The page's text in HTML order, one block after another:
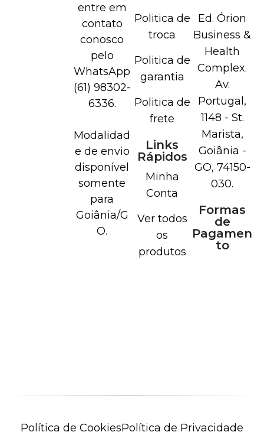
entre em
contato
conosco
pelo
WhatsApp
(61) 98302-
6336.
Modalidad
e de envio
disponível
somente
para
Goiânia/G
O.
Politica de
troca
Politica de
garantia
Politica de
frete
Links
Rápidos
Minha
Conta
Ver todos
os
produtos
Ed. Órion
Business &
Health
Complex.
Av.
Portugal,
1148 - St.
Marista,
Goiânia -
GO, 74150-
030.
Formas
de
Pagamen
to
Política de CookiesPolítica de Privacidade